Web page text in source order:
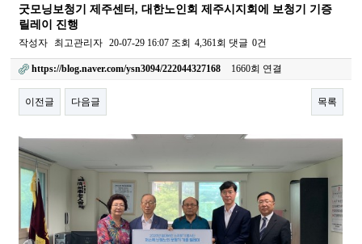
굿모닝보청기 제주센터, 대한노인회 제주시지회에 보청기 기증
릴레이 진행
작성자 최고관리자 20-07-29 16:07 조회 4,361회 댓글 0건
https://blog.naver.com/ysn3094/222044327168 1660회 연결
이전글 다음글 목록
본문